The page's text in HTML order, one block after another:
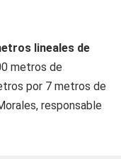
lineales de
metros de
por 7 metros de
responsable